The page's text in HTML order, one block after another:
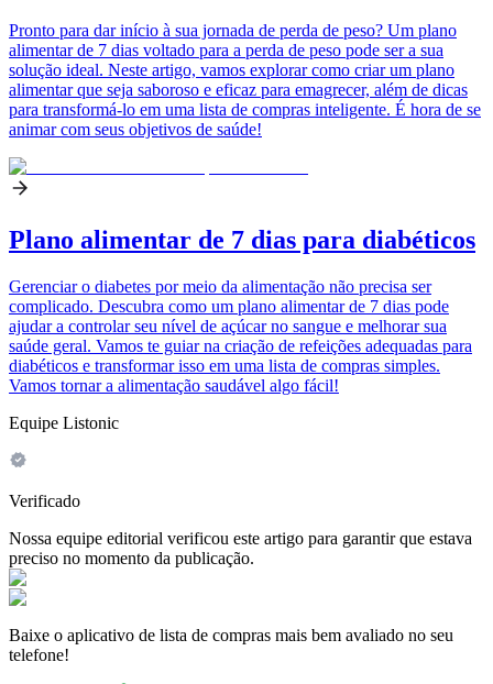
Pronto para dar início à sua jornada de perda de peso? Um plano
alimentar de 7 dias voltado para a perda de peso pode ser a sua
solução ideal. Neste artigo, vamos explorar como criar um plano
alimentar que seja saboroso e eficaz para emagrecer, além de dicas
para transformá-lo em uma lista de compras inteligente. É hora de se
animar com seus objetivos de saúde!
Plano alimentar de 7 dias para diabéticos
Gerenciar o diabetes por meio da alimentação não precisa ser
complicado. Descubra como um plano alimentar de 7 dias pode
ajudar a controlar seu nível de açúcar no sangue e melhorar sua
saúde geral. Vamos te guiar na criação de refeições adequadas para
diabéticos e transformar isso em uma lista de compras simples.
Vamos tornar a alimentação saudável algo fácil!
Equipe Listonic
Verificado
Nossa equipe editorial verificou este artigo para garantir que estava
preciso no momento da publicação.
Baixe o aplicativo de lista de compras mais bem avaliado no seu
telefone!